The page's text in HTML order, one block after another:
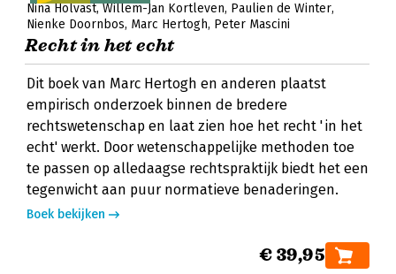
Nina Holvast Willem-Jan Kortleven Paulien de Winter
Nienke Doornbos Marc Hertogh Peter Mascini
Recht in het echt
Dit boek van Marc Hertogh en anderen plaatst
empirisch onderzoek binnen de bredere
rechtswetenschap en laat zien hoe het recht 'in het
echt' werkt. Door wetenschappelijke methoden toe
te passen op alledaagse rechtspraktijk biedt het een
tegenwicht aan puur normatieve benaderingen.
Boek bekijken
€ 39,95